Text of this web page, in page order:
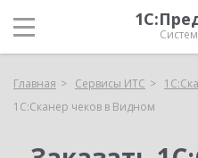
Главная Сервисы ИТС
1С:Сканер чеков в Видном